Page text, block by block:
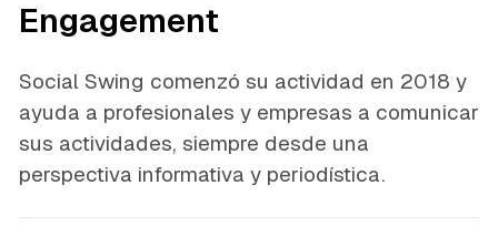
Engagement
Social Swing comenzó su actividad en 2018 y
ayuda a profesionales y empresas a comunicar
sus actividades, siempre desde una
perspectiva informativa y periodística.